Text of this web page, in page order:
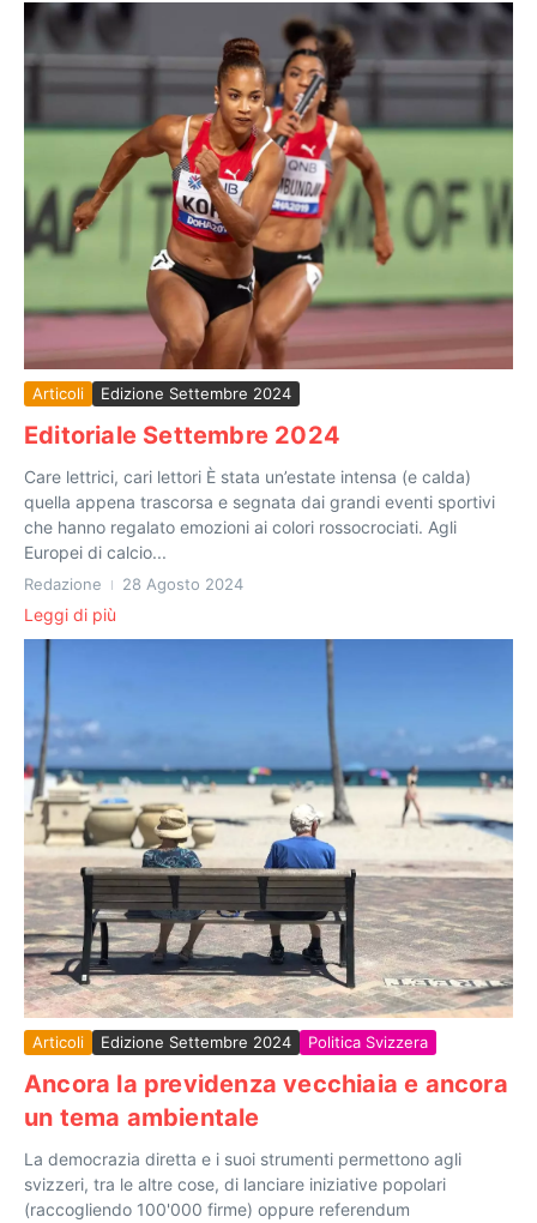
Articoli Edizione Settembre 2024
Editoriale Settembre 2024
Care lettrici, cari lettori È stata un’estate intensa (e calda)
quella appena trascorsa e segnata dai grandi eventi sportivi
che hanno regalato emozioni ai colori rossocrociati. Agli
Europei di calcio...
Redazione 28 Agosto 2024
Leggi di più
Articoli Edizione Settembre 2024 Politica Svizzera
Ancora la previdenza vecchiaia e ancora
un tema ambientale
La democrazia diretta e i suoi strumenti permettono agli
svizzeri, tra le altre cose, di lanciare iniziative popolari
(raccogliendo 100'000 firme) oppure referendum